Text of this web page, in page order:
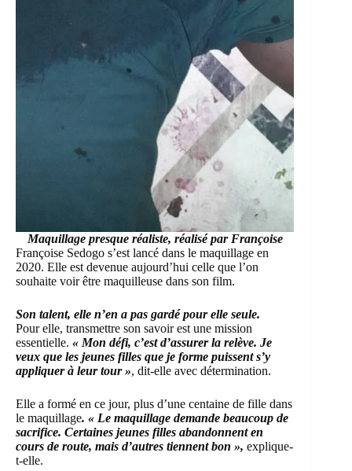
Maquillage presque réaliste, réalisé par Françoise
Françoise Sedogo s’est lancé dans le maquillage en
2020. Elle est devenue aujourd’hui celle que l’on
souhaite voir être maquilleuse dans son film.
Son talent, elle n’en a pas gardé pour elle seule.
Pour elle, transmettre son savoir est une mission
essentielle. « Mon défi, c’est d’assurer la relève. Je
veux que les jeunes filles que je forme puissent s’y
appliquer à leur tour », dit-elle avec détermination.
Elle a formé en ce jour, plus d’une centaine de fille dans
le maquillage. « Le maquillage demande beaucoup de
sacrifice. Certaines jeunes filles abandonnent en
cours de route, mais d’autres tiennent bon », explique-
t-elle.